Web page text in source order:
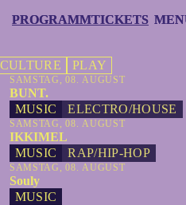
PROGRAMM
PROGRAMMTICKETS
TICKETS
CULTURE PLAY
SAMSTAG, 08. AUGUST
BUNT.
MUSIC
ELECTRO/HOUSE
SAMSTAG, 08. AUGUST
IKKIMEL
MUSIC
RAP/HIP-HOP
SAMSTAG, 08. AUGUST
Souly
MUSIC